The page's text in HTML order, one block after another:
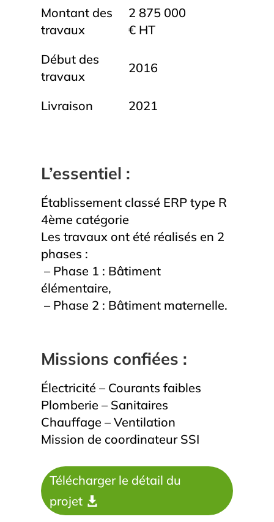
Montant des
travaux
2 875 000
€ HT
Début des
travaux
2016
Livraison 2021
L’essentiel :
Établissement classé ERP type R
4ème catégorie
Les travaux ont été réalisés en 2
phases :
– Phase 1 : Bâtiment
élémentaire,
– Phase 2 : Bâtiment maternelle.
Missions confiées :
Électricité – Courants faibles
Plomberie – Sanitaires
Chauffage – Ventilation
Mission de coordinateur SSI
Télécharger le détail du
projet